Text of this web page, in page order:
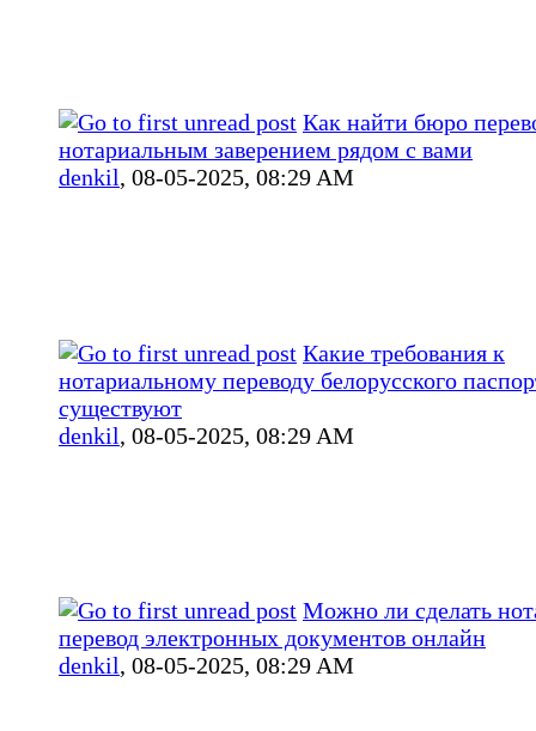
Как найти бюро
нотариальным заверением рядом с вами
denkil, 08-05-2025, 08:29 AM
Какие требования к
нотариальному переводу белорусского
существуют
denkil, 08-05-2025, 08:29 AM
Можно ли сделать
перевод электронных документов онлайн
denkil, 08-05-2025, 08:29 AM